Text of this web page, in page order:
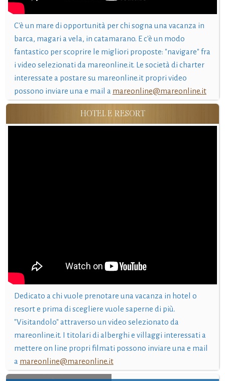
C'è un mare di opportunità per chi sogna una vacanza in
barca, magari a vela, in catamarano. E c'è un modo
fantastico per scoprire le migliori proposte: "navigare" fra
i video selezionati da mareonline.it. Le società di charter
interessate a postare su mareonline.it propri video
possono inviare una e mail a mareonline@mareonline.it
HOTEL E RESORT
Dedicato a chi vuole prenotare una vacanza in hotel o
resort e prima di scegliere vuole saperne di più.
"Visitandolo" attraverso un video selezionato da
mareonline.it. I titolari di alberghi e villaggi interessati a
mettere on line propri filmati possono inviare una e mail
a mareonline@mareonline.it